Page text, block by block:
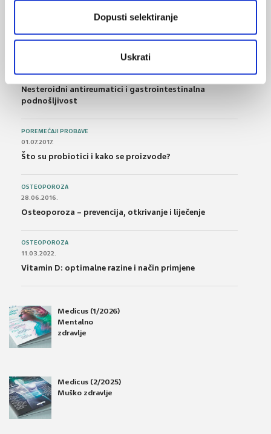
Dopusti selektiranje
Uskrati
Bolna leđa - medicinske vježbe (nove smjernice)
14.07.2016.
Nesteroidni antireumatici i gastrointestinalna
podnošljivost
POREMEĆAJI PROBAVE
01.07.2017.
Što su probiotici i kako se proizvode?
OSTEOPOROZA
28.06.2016.
Osteoporoza – prevencija, otkrivanje i liječenje
OSTEOPOROZA
11.03.2022.
Vitamin D: optimalne razine i način primjene
Medicus (1/2026)
Mentalno
zdravlje
Medicus (2/2025)
Muško zdravlje